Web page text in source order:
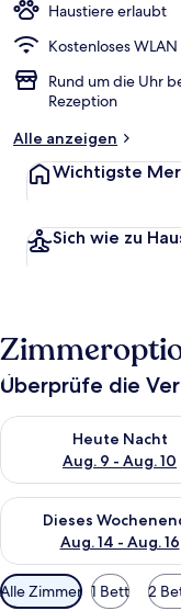
Haustiere erlaubt
Kostenloses WLAN
Rund um die Uhr
Rezeption
Alle anzeigen
Wichtigste
Sich wie zu
Überprüfe die
Heute Nacht
Aug. 9 - Aug. 10
Überprüfe die
Dieses
Aug. 14 - Aug. 16
Überprüfe die
Verfügbare
Alle Zimmer 1 Bett 2